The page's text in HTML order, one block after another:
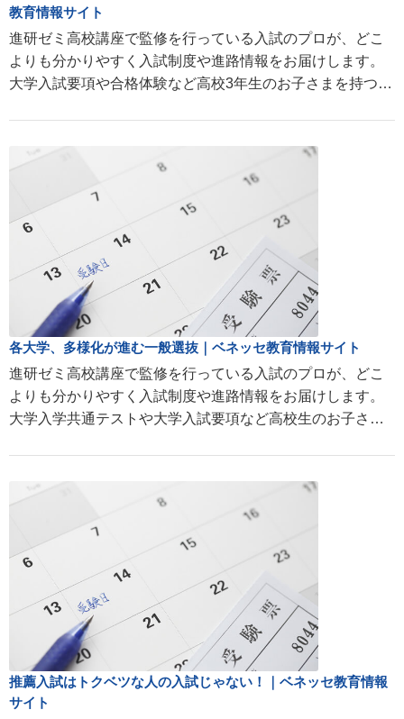
教育情報サイト
進研ゼミ高校講座で監修を行っている入試のプロが、どこ
よりも分かりやすく入試制度や進路情報をお届けします。
大学入試要項や合格体験など高校3年生のお子さまを持つ親
各大学、多様化が進む一般選抜｜ベネッセ教育情報サイト
進研ゼミ高校講座で監修を行っている入試のプロが、どこ
よりも分かりやすく入試制度や進路情報をお届けします。
大学入学共通テストや大学入試要項など高校生のお子さま
推薦入試はトクベツな人の入試じゃない！｜ベネッセ教育情報
サイト